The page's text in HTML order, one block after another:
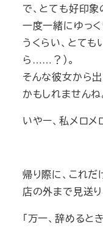
で、とても好印象
一度一緒にゆっ
うくらい、とて
ら……？）。
そんな彼女から
かもしれませんね
いやー、私メロメ
帰り際に、これ
店の外まで見送
「万一、辞める